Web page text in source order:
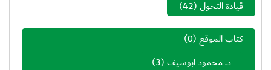
قيادة التحول(42)
كتاب الموقع (0)
د. محمود ابوسيف(3)